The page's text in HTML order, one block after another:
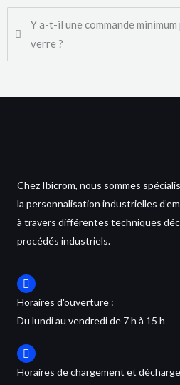
Y a-t-il une commande
verre ?
Chez Ibicrom, nous sommes
la personnalisation industrielles
à travers différentes techniques
procédés industriels.
Horaires d'ouverture :
Du lundi au vendredi de 7 h à 15 h
Horaires de chargement et